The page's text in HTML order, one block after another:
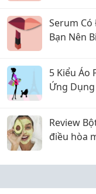
Serum
Bạn Nên
5 Kiểu Áo
Ứng Dụng
Review
điều hòa